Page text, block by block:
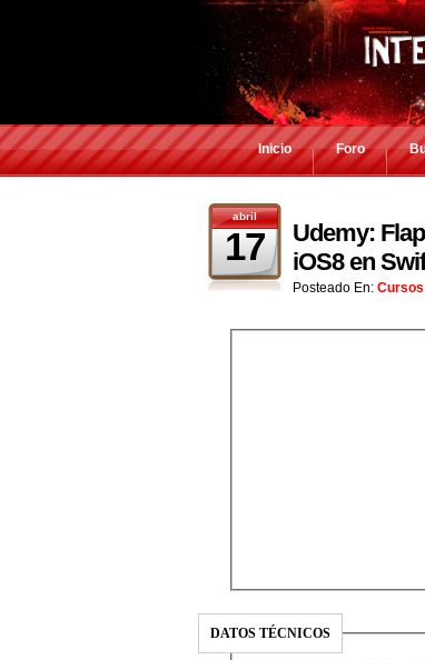
Inicio Foro
abril
17
Udemy:
iOS8 en
Posteado En:
DATOS TÉCNICOS